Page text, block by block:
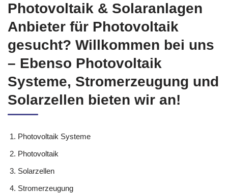
Photovoltaik & Solaranlagen
Anbieter für Photovoltaik
gesucht? Willkommen bei uns
– Ebenso Photovoltaik
Systeme, Stromerzeugung und
Solarzellen bieten wir an!
Photovoltaik Systeme
Photovoltaik
Solarzellen
Stromerzeugung